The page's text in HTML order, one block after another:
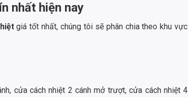
nhất hiện nay
giá tốt nhất, chúng tôi sẽ phân chia theo khu vực
cửa cách nhiệt 2 cánh mở trượt, cửa cách nhiệt 4